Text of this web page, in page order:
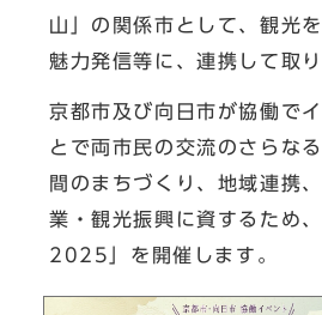
山」の関係市として、観光
魅力発信等に、連携して取
京都市及び向日市が協働で
とで両市民の交流のさらな
間のまちづくり、地域連携
業・観光振興に資するため
2025」を開催します。